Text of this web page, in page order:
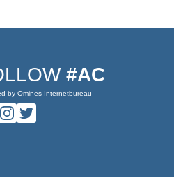
#AC
by Omines Internetbureau